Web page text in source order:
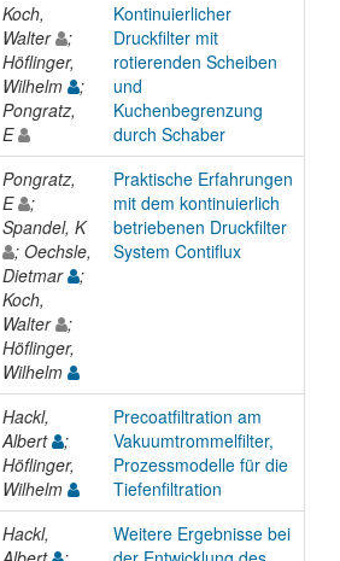
Koch,
Walter
;
Höflinger,
Wilhelm
;
Pongratz,
E
Kontinuierlicher
Druckfilter mit
rotierenden Scheiben
und
Kuchenbegrenzung
durch Schaber
Pongratz,
E
;
Spandel, K
; Oechsle,
Dietmar
;
Koch,
Walter
;
Höflinger,
Wilhelm
Praktische Erfahrungen
mit dem kontinuierlich
betriebenen Druckfilter
System Contiflux
Hackl,
Albert
;
Höflinger,
Wilhelm
Precoatfiltration am
Vakuumtrommelfilter,
Prozessmodelle für die
Tiefenfiltration
Hackl,
Weitere Ergebnisse bei